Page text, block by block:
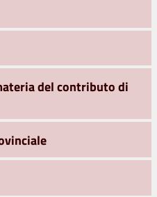
del contributo di